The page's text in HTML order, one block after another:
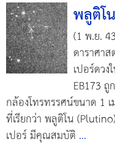
พลูติโ
(1 พ.ย.
ดาราศา
เปอร์ดว
EB173
กล้องโทรทรรศน์ขนาด 1
ที่เรียกว่า พลูติโน
เปอร์ มีคุณสมบัติ ...